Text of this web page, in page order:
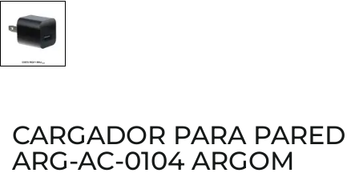
CARGADOR PARA PARED
ARG-AC-0104 ARGOM